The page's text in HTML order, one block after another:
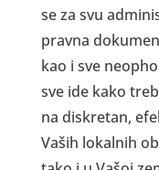
se za svu
pravna
kao i sve
sve ide kako
na diskretan,
Vaših lokalnih